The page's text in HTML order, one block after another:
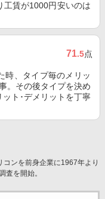
工賃が1000円安いのは
71.5点
時、タイプ毎のメリッ
。その後タイプを決め
ト･デメリットを丁寧
ンを前身企業に1967年より
査を開始。